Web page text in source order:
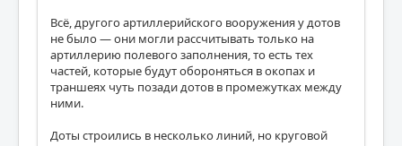
Всё, другого артиллерийского вооружения у дотов
не было — они могли рассчитывать только на
артиллерию полевого заполнения, то есть тех
частей, которые будут обороняться в окопах и
траншеях чуть позади дотов в промежутках между
ними.
Доты строились в несколько линий, но круговой